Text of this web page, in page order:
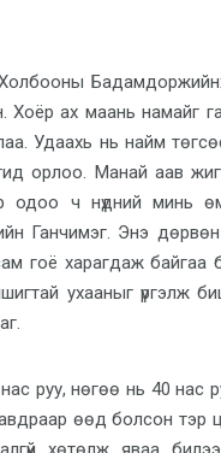
Бадамдоржийнх
ах маань намайг
Удаахь нь найм
орлоо. Манай аав
одоо ч нүдний минь
Ганчимэг. Энэ
гоё харагдаж байгаа
ухааныг
руу, нөгөө нь 40 нас
өөд болсон